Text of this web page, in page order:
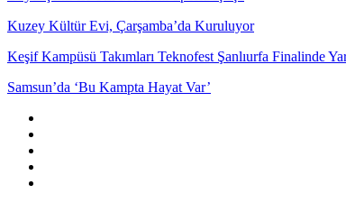
Kuzey Kültür Evi, Çarşamba’da Kuruluyor
Keşif Kampüsü Takımları Teknofest Şanlıurfa Finalinde
Samsun’da ‘Bu Kampta Hayat Var’